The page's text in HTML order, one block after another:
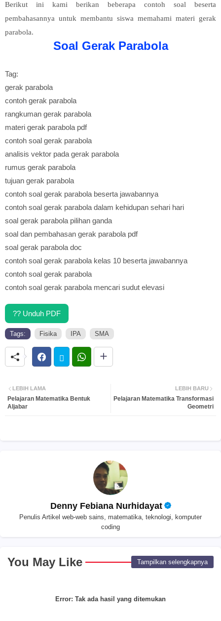
Berikut ini kami berikan beberapa contoh soal beserta
pembahasannya untuk membantu siswa memahami materi gerak
parabola.
Soal Gerak Parabola
Tag:
gerak parabola
contoh gerak parabola
rangkuman gerak parabola
materi gerak parabola pdf
contoh soal gerak parabola
analisis vektor pada gerak parabola
rumus gerak parabola
tujuan gerak parabola
contoh soal gerak parabola beserta jawabannya
contoh soal gerak parabola dalam kehidupan sehari hari
soal gerak parabola pilihan ganda
soal dan pembahasan gerak parabola pdf
soal gerak parabola doc
contoh soal gerak parabola kelas 10 beserta jawabannya
contoh soal gerak parabola
contoh soal gerak parabola mencari sudut elevasi
?? Unduh PDF
Tags: Fisika IPA SMA
LEBIH BARU
Pelajaran Matematika Transformasi
Geometri
LEBIH LAMA
Pelajaran Matematika Bentuk
Aljabar
Denny Febiana Nurhidayat
Penulis Artikel web-web sains, matematika, teknologi, komputer
coding
You May Like Tampilkan selengkapnya
Error: Tak ada hasil yang ditemukan